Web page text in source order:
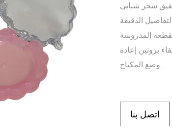
سحر شبابي
الدقيقة
المدروسة
بروتين إعادة
وضع المكياج.
اتصل بنا